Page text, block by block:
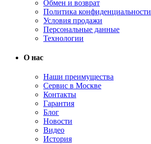
Обмен и возврат
Политика конфиденциальности
Условия продажи
Персональные данные
Технологии
О нас
Наши преимущества
Сервис в Москве
Контакты
Гарантия
Блог
Новости
Видео
История